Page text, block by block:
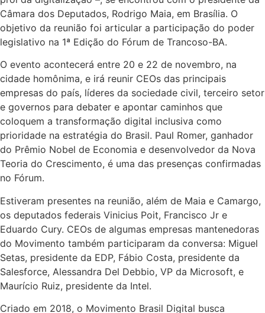
Câmara dos Deputados, Rodrigo Maia, em Brasília. O
objetivo da reunião foi articular a participação do poder
legislativo na 1ª Edição do Fórum de Trancoso-BA.
O evento acontecerá entre 20 e 22 de novembro, na
cidade homônima, e irá reunir CEOs das principais
empresas do país, líderes da sociedade civil, terceiro setor
e governos para debater e apontar caminhos que
coloquem a transformação digital inclusiva como
prioridade na estratégia do Brasil. Paul Romer, ganhador
do Prêmio Nobel de Economia e desenvolvedor da Nova
Teoria do Crescimento, é uma das presenças confirmadas
no Fórum.
Estiveram presentes na reunião, além de Maia e Camargo,
os deputados federais Vinicius Poit, Francisco Jr e
Eduardo Cury. CEOs de algumas empresas mantenedoras
do Movimento também participaram da conversa: Miguel
Setas, presidente da EDP, Fábio Costa, presidente da
Salesforce, Alessandra Del Debbio, VP da Microsoft, e
Maurício Ruiz, presidente da Intel.
Criado em 2018, o Movimento Brasil Digital busca